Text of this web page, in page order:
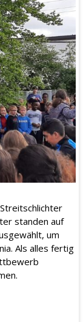
standen auf
um
Als alles fertig